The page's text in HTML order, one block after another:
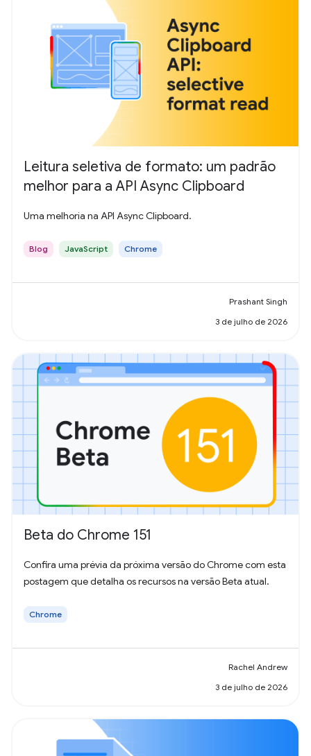
Leitura seletiva de formato: um padrão
melhor para a API Async Clipboard
Uma melhoria na API Async Clipboard.
Blog JavaScript Chrome
Prashant Singh
3 de julho de 2026
Beta do Chrome 151
Confira uma prévia da próxima versão do Chrome com esta
postagem que detalha os recursos na versão Beta atual.
Chrome
Rachel Andrew
3 de julho de 2026